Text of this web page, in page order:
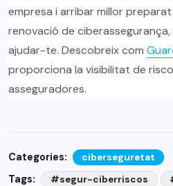
empresa i arribar millor
renovació de ciberassegurança,
ajudar-te. Descobreix com
proporciona la visibilitat de
asseguradores.
Categories: ciberseguretat
Tags: #segur-ciberriscos